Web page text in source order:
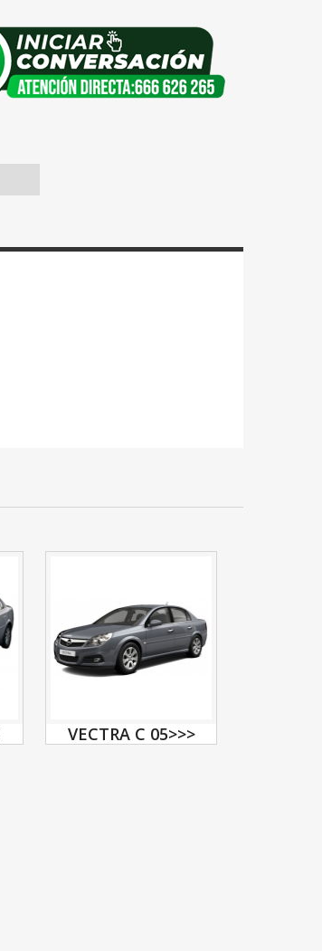
VECTRA C 05>>>